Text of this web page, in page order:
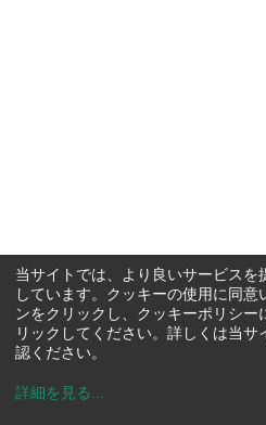
当サイトでは、より良いサービスを
しています。クッキーの使用に同
ンをクリックし、クッキーポリシー
リックしてください。詳しくは当サ
認ください。
詳細を見る ...